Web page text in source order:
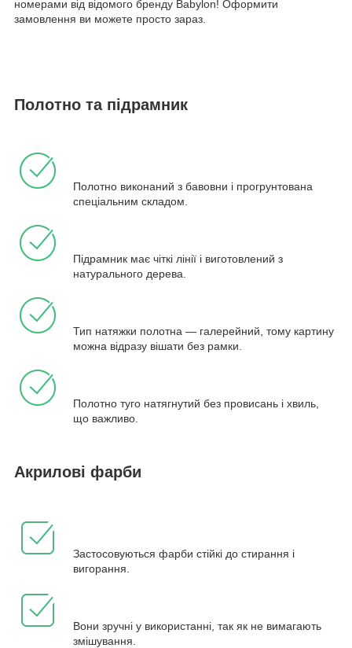
номерами від відомого бренду Babylon! Оформити
замовлення ви можете просто зараз.
Полотно та підрамник
Полотно виконаний з бавовни і прогрунтована
спеціальним складом.
Підрамник має чіткі лінії і виготовлений з
натурального дерева.
Тип натяжки полотна — галерейний, тому картину
можна відразу вішати без рамки.
Полотно туго натягнутий без провисань і хвиль,
що важливо.
Акрилові фарби
Застосовуються фарби стійкі до стирання і
вигорання.
Вони зручні у використанні, так як не вимагають
змішування.